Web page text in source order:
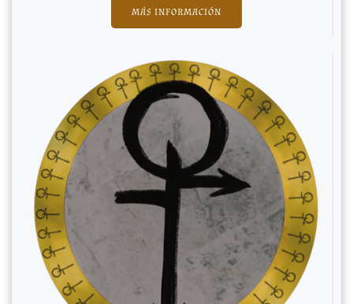
MÁS INFORMACIÓN